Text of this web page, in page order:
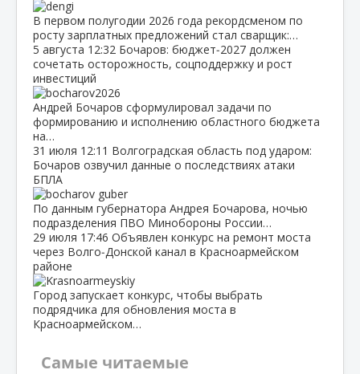
В первом полугодии 2026 года рекордсменом по
росту зарплатных предложений стал сварщик:…
5 августа 12:32 Бочаров: бюджет‑2027 должен
сочетать осторожность, соцподдержку и рост
инвестиций
Андрей Бочаров сформулировал задачи по
формированию и исполнению областного бюджета
на…
31 июля 12:11 Волгоградская область под ударом:
Бочаров озвучил данные о последствиях атаки
БПЛА
По данным губернатора Андрея Бочарова, ночью
подразделения ПВО Минобороны России…
29 июля 17:46 Объявлен конкурс на ремонт моста
через Волго‑Донской канал в Красноармейском
районе
Город запускает конкурс, чтобы выбрать
подрядчика для обновления моста в
Красноармейском…
Самые читаемые